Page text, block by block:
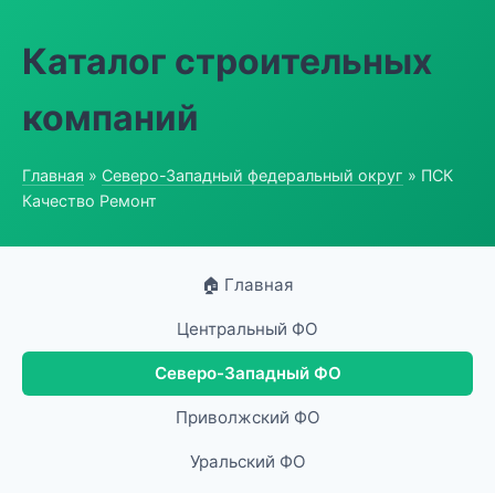
Каталог строительных
компаний
Главная » Северо-Западный федеральный округ » ПСК
Качество Ремонт
🏠 Главная
Центральный ФО
Северо-Западный ФО
Приволжский ФО
Уральский ФО